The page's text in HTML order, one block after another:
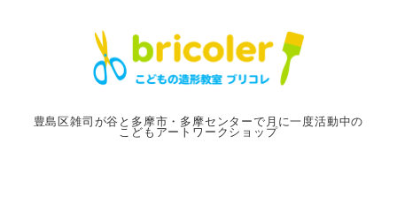
豊島区雑司が谷と多摩市・多摩センターで月に一度活動中の
こどもアートワークショップ